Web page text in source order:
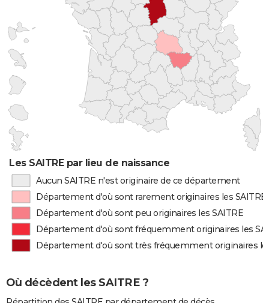
Les SAITRE par lieu de naissance
Aucun SAITRE n'est originaire de ce département
Département d'où sont rarement originaires les SAITRE
Département d'où sont peu originaires les SAITRE
Département d'où sont fréquemment originaires les
Département d'où sont très fréquemment originaires
Où décèdent les SAITRE ?